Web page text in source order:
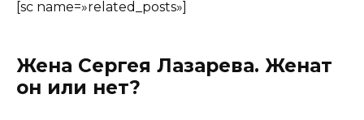
[sc name=»related_posts»]
Жена Сергея Лазарева. Женат
он или нет?